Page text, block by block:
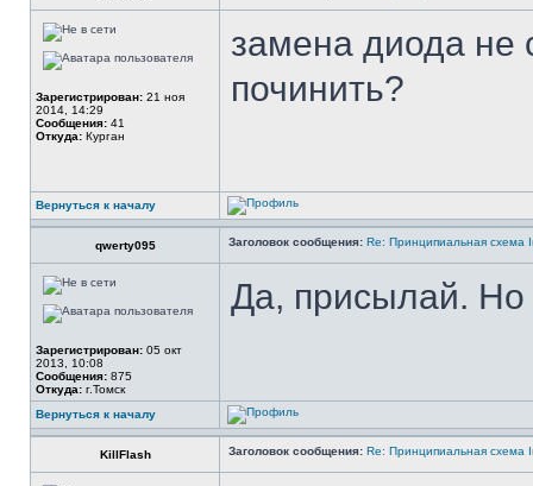
Зарегистрирован: 21 ноя
2014, 14:29
Сообщения: 41
Откуда: Курган
замена диода не
починить?
Вернуться к началу
qwerty095 Заголовок сообщения: Re: Принципиальная схема
Зарегистрирован: 05 окт
2013, 10:08
Сообщения: 875
Откуда: г.Томск
Да, присылай. Но
Вернуться к началу
KillFlash Заголовок сообщения: Re: Принципиальная схема